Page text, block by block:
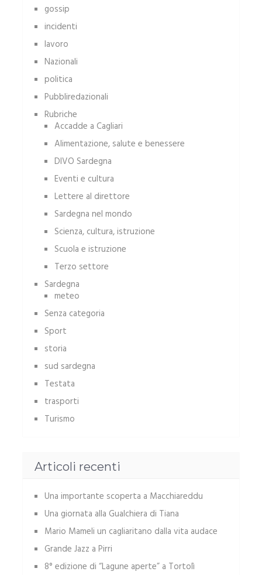
gossip
incidenti
lavoro
Nazionali
politica
Pubbliredazionali
Rubriche
Accadde a Cagliari
Alimentazione, salute e benessere
DIVO Sardegna
Eventi e cultura
Lettere al direttore
Sardegna nel mondo
Scienza, cultura, istruzione
Scuola e istruzione
Terzo settore
Sardegna
meteo
Senza categoria
Sport
storia
sud sardegna
Testata
trasporti
Turismo
Articoli recenti
Una importante scoperta a Macchiareddu
Una giornata alla Gualchiera di Tiana
Mario Mameli un cagliaritano dalla vita audace
Grande Jazz a Pirri
8° edizione di “Lagune aperte” a Tortolì